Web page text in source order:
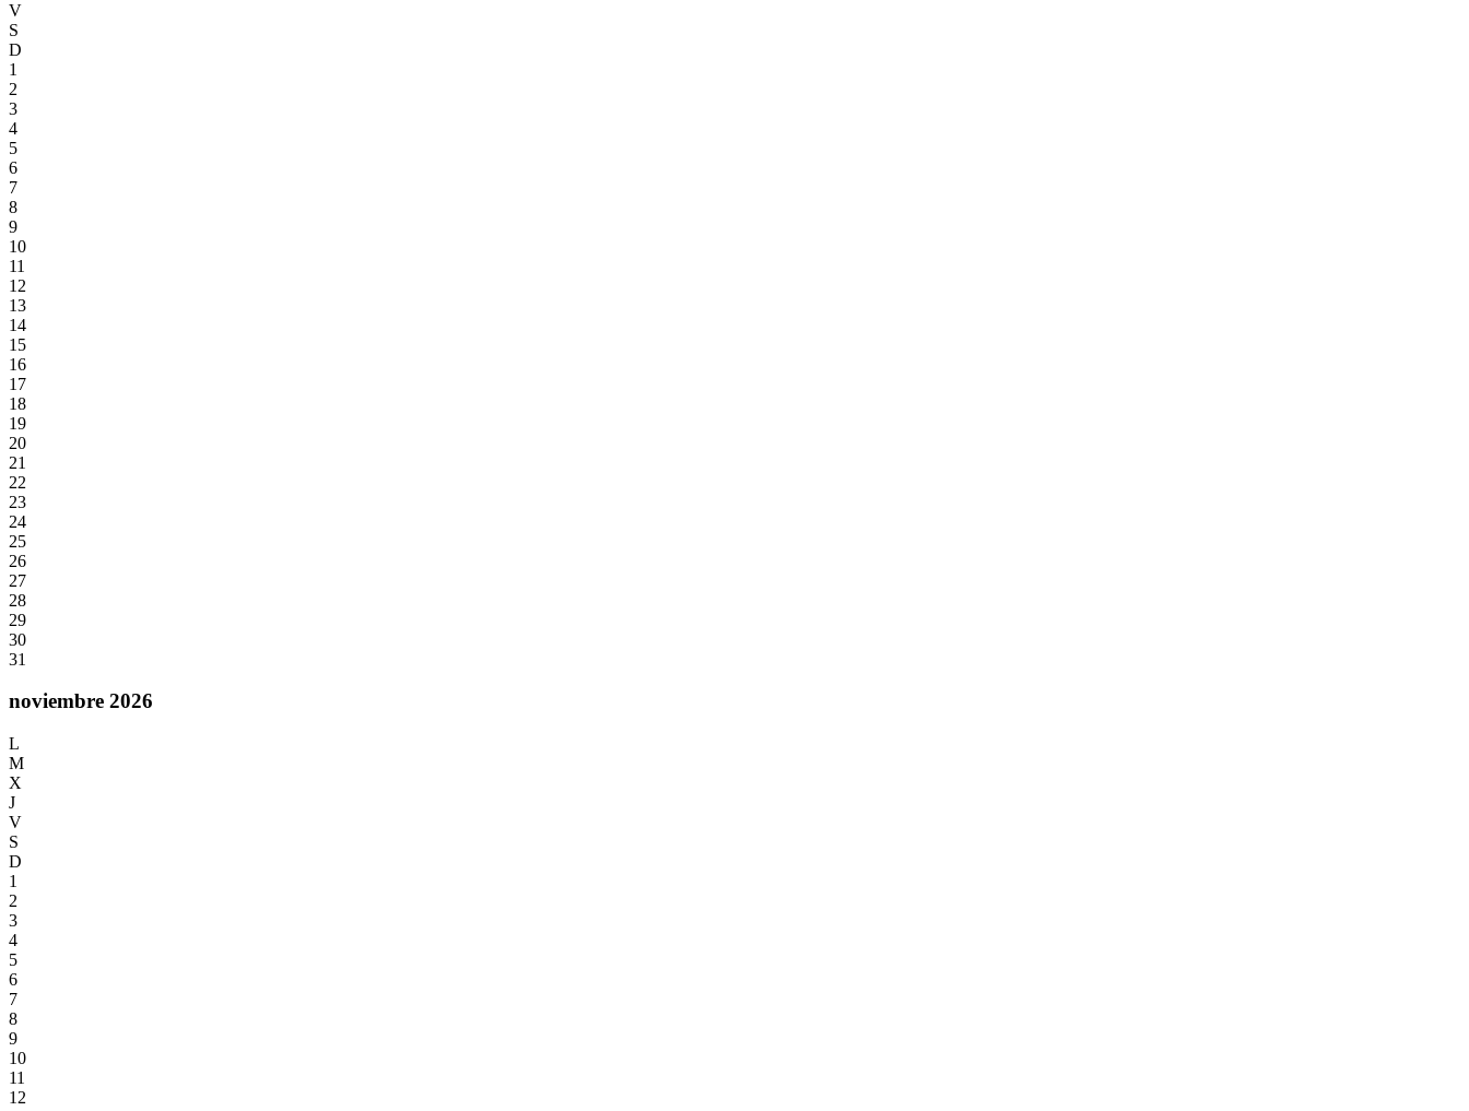
V
S
D
1
2
3
4
5
6
7
8
9
10
11
12
13
14
15
16
17
18
19
20
21
22
23
24
25
26
27
28
29
30
31
noviembre 2026
L
M
X
J
V
S
D
1
2
3
4
5
6
7
8
9
10
11
12